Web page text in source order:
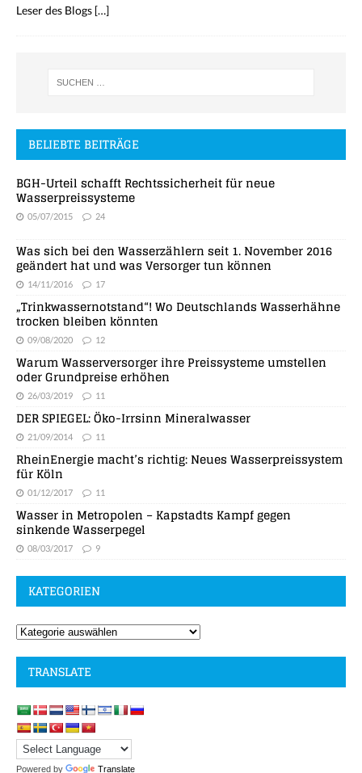
Leser des Blogs […]
BELIEBTE BEITRÄGE
BGH-Urteil schafft Rechtssicherheit für neue
Wasserpreissysteme
05/07/2015 24
Was sich bei den Wasserzählern seit 1. November 2016
geändert hat und was Versorger tun können
14/11/2016 17
„Trinkwassernotstand“! Wo Deutschlands Wasserhähne
trocken bleiben könnten
09/08/2020 12
Warum Wasserversorger ihre Preissysteme umstellen
oder Grundpreise erhöhen
26/03/2019 11
DER SPIEGEL: Öko-Irrsinn Mineralwasser
21/09/2014 11
RheinEnergie macht’s richtig: Neues Wasserpreissystem
für Köln
01/12/2017 11
Wasser in Metropolen – Kapstadts Kampf gegen
sinkende Wasserpegel
08/03/2017 9
KATEGORIEN
TRANSLATE
Powered by Translate